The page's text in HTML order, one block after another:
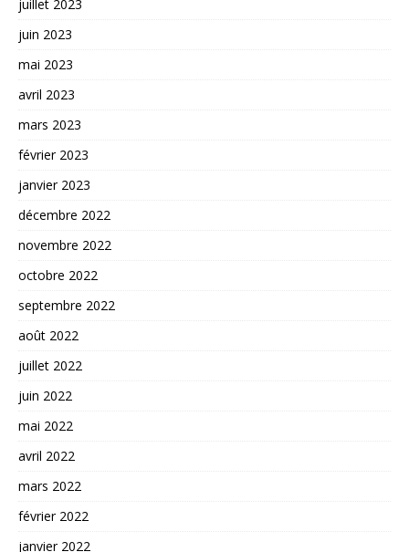
juillet 2023
juin 2023
mai 2023
avril 2023
mars 2023
février 2023
janvier 2023
décembre 2022
novembre 2022
octobre 2022
septembre 2022
août 2022
juillet 2022
juin 2022
mai 2022
avril 2022
mars 2022
février 2022
janvier 2022